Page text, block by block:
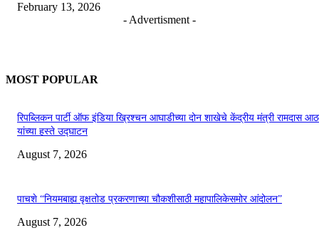
February 13, 2026
- Advertisment -
MOST POPULAR
रिपब्लिकन पार्टी ऑफ इंडिया ख्रिश्चन आघाडीच्या दोन शाखेचे केंद्रीय मंत्री रामदास
यांच्या हस्ते उद्घाटन
August 7, 2026
पाचशे “नियमबाह्य वृक्षतोड प्रकरणाच्या चौकशीसाठी महापालिकेसमोर आंदोलन”
August 7, 2026